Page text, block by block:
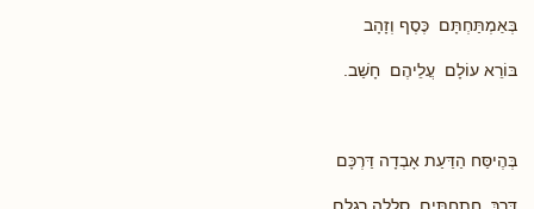
בְּאַמְתַּחְתָּם כֶּסֶף וְזָהָב
בּוֹרֵא עוֹלָם עֲלֵיהֶם חָשַׁב.
בְּהֶיסַּח הַדַּעַת אָבְדָה דַּרְכָּם